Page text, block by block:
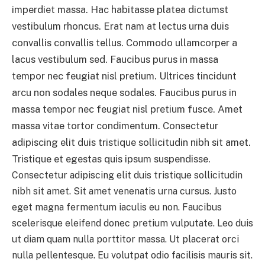
imperdiet massa. Hac habitasse platea dictumst
vestibulum rhoncus. Erat nam at lectus urna duis
convallis convallis tellus. Commodo ullamcorper a
lacus vestibulum sed. Faucibus purus in massa
tempor nec feugiat nisl pretium. Ultrices tincidunt
arcu non sodales neque sodales. Faucibus purus in
massa tempor nec feugiat nisl pretium fusce. Amet
massa vitae tortor condimentum. Consectetur
adipiscing elit duis tristique sollicitudin nibh sit amet.
Tristique et egestas quis ipsum suspendisse.
Consectetur adipiscing elit duis tristique sollicitudin
nibh sit amet. Sit amet venenatis urna cursus. Justo
eget magna fermentum iaculis eu non. Faucibus
scelerisque eleifend donec pretium vulputate. Leo duis
ut diam quam nulla porttitor massa. Ut placerat orci
nulla pellentesque. Eu volutpat odio facilisis mauris sit.